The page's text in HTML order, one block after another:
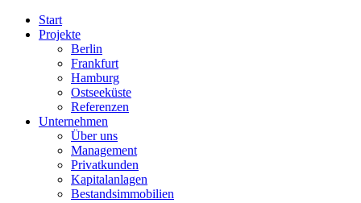
Start
Projekte
Berlin
Frankfurt
Hamburg
Ostseeküste
Referenzen
Unternehmen
Über uns
Management
Privatkunden
Kapitalanlagen
Bestandsimmobilien